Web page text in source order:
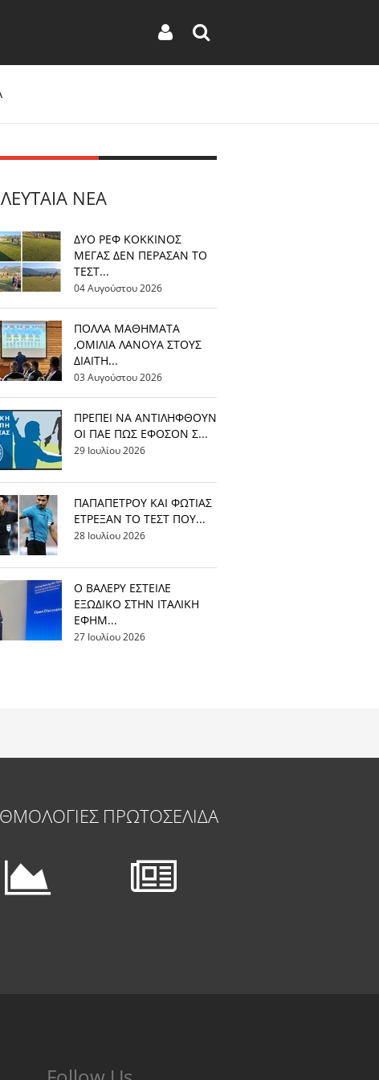
ΝΈΑ
ΔΥΟ ΡΕΦ ΚΟΚΚΙΝΟΣ
ΜΕΓΑΣ ΔΕΝ ΠΕΡΑΣΑΝ ΤΟ
ΤΕΣΤ...
04 Αυγούστου 2026
ΠΟΛΛΑ ΜΑΘΗΜΑΤΑ
,ΟΜΙΛΙΑ ΛΑΝΟΥΑ ΣΤΟΥΣ
ΔΙΑΙΤΗ...
03 Αυγούστου 2026
ΠΡΕΠΕΙ ΝΑ ΑΝΤΙΛΗΦΘΟΥΝ
ΟΙ ΠΑΕ ΠΩΣ ΕΦΟΣΟΝ Σ...
29 Ιουλίου 2026
ΠΑΠΑΠΕΤΡΟΥ ΚΑΙ ΦΩΤΙΑΣ
ΕΤΡΕΞΑΝ ΤΟ ΤΕΣΤ ΠΟΥ...
28 Ιουλίου 2026
Ο ΒΑΛΕΡΥ ΕΣΤΕΙΛΕ
ΕΞΩΔΙΚΟ ΣΤΗΝ ΙΤΑΛΙΚΗ
ΕΦΗΜ...
27 Ιουλίου 2026
ΠΡΩΤΟΣΕΛΙΔΑ